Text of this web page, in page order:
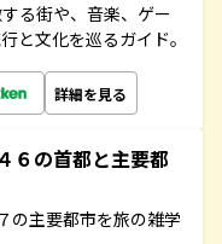
る街や、音楽、ゲー
と文化を巡るガイド。
詳細を見る
の首都と主要都
の主要都市を旅の雑学